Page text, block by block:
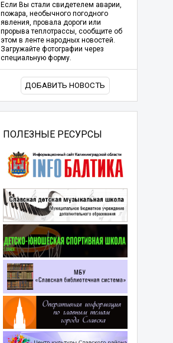
Если Вы стали свидетелем аварии,
пожара, необычного погодного
явления, провала дороги или
прорыва теплотрассы, сообщите об
этом в ленте народных новостей.
Загружайте фотографии через
специальную форму.
ДОБАВИТЬ НОВОСТЬ
ПОЛЕЗНЫЕ РЕСУРСЫ